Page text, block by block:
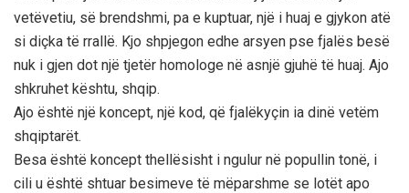
vetëvetiu, së brendshmi, pa e kuptuar, një i huaj e gjykon atë
si diçka të rrallë. Kjo shpjegon edhe arsyen pse fjalës besë
nuk i gjen dot një tjetër homologe në asnjë gjuhë të huaj. Ajo
shkruhet kështu, shqip.
Ajo është një koncept, një kod, që fjalëkyçin ia dinë vetëm
shqiptarët.
Besa është koncept thellësisht i ngulur në popullin tonë, i
cili u është shtuar besimeve të mëparshme se lotët apo